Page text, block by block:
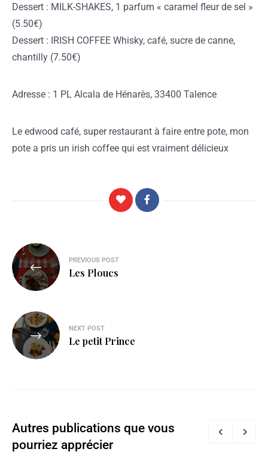
Dessert : MILK-SHAKES, 1 parfum « caramel fleur de sel »
(5.50€)
Dessert : IRISH COFFEE Whisky, café, sucre de canne,
chantilly (7.50€)
Adresse : 1 PL Alcala de Hénarès, 33400 Talence
Le edwood café, super restaurant à faire entre pote, mon
pote a pris un irish coffee qui est vraiment délicieux
PREVIOUS POST
Les Ploucs
NEXT POST
Le petit Prince
Autres publications que vous
pourriez apprécier